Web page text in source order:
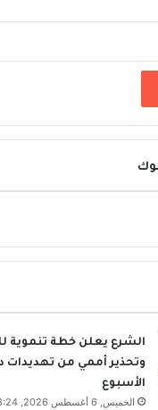
الشرع يعلن خطة تنموية
وتحذير أممي من
الأسبوع
الخميس, 6 أغسطس 2026, 8:24 م